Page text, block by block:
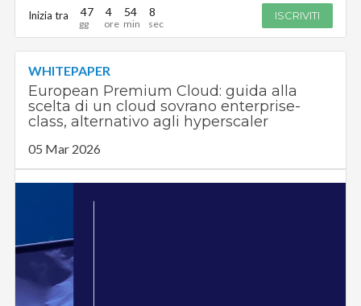
Inizia tra 47 4 54 7 ISCRIVITI
WHITEPAPER
European Premium Cloud: guida alla
scelta di un cloud sovrano enterprise-
class, alternativo agli hyperscaler
05 Mar 2026